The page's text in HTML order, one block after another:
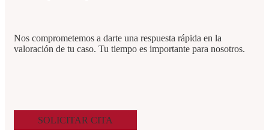
Nos comprometemos a darte una respuesta rápida en la
valoración de tu caso. Tu tiempo es importante para nosotros.
SOLICITAR CITA